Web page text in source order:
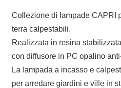
quantità
Collezione di lampade CAPRI
terra calpestabili.
Realizzata in resina
con diffusore in PC opalino
La lampada a incasso e
per arredare giardini e ville in